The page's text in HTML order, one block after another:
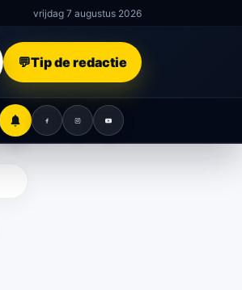
vrijdag 7 augustus 2026
💬Tip de redactie
Gemeentealerts